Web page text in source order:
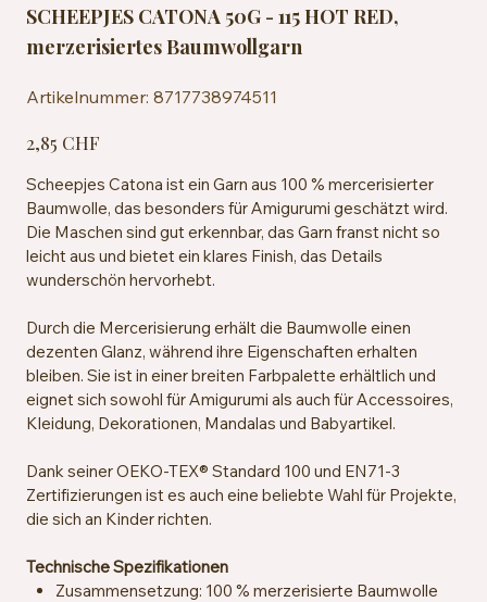
SCHEEPJES CATONA 50G - 115 HOT RED,
merzerisiertes Baumwollgarn
Artikelnummer: 8717738974511
8717738974511
2,85 CHF
Scheepjes Catona ist ein Garn aus 100 % mercerisierter
Baumwolle, das besonders für Amigurumi geschätzt wird.
Die Maschen sind gut erkennbar, das Garn franst nicht so
leicht aus und bietet ein klares Finish, das Details
wunderschön hervorhebt.
Durch die Mercerisierung erhält die Baumwolle einen
dezenten Glanz, während ihre Eigenschaften erhalten
bleiben. Sie ist in einer breiten Farbpalette erhältlich und
eignet sich sowohl für Amigurumi als auch für Accessoires,
Kleidung, Dekorationen, Mandalas und Babyartikel.
Dank seiner OEKO-TEX® Standard 100 und EN71-3
Zertifizierungen ist es auch eine beliebte Wahl für Projekte,
die sich an Kinder richten.
Technische Spezifikationen
Zusammensetzung: 100 % merzerisierte Baumwolle